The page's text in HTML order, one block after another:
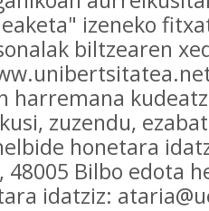
izeneko
biltzearen
harremana
zuzendu,
honetara
48005 Bilbo edota
idatziz: